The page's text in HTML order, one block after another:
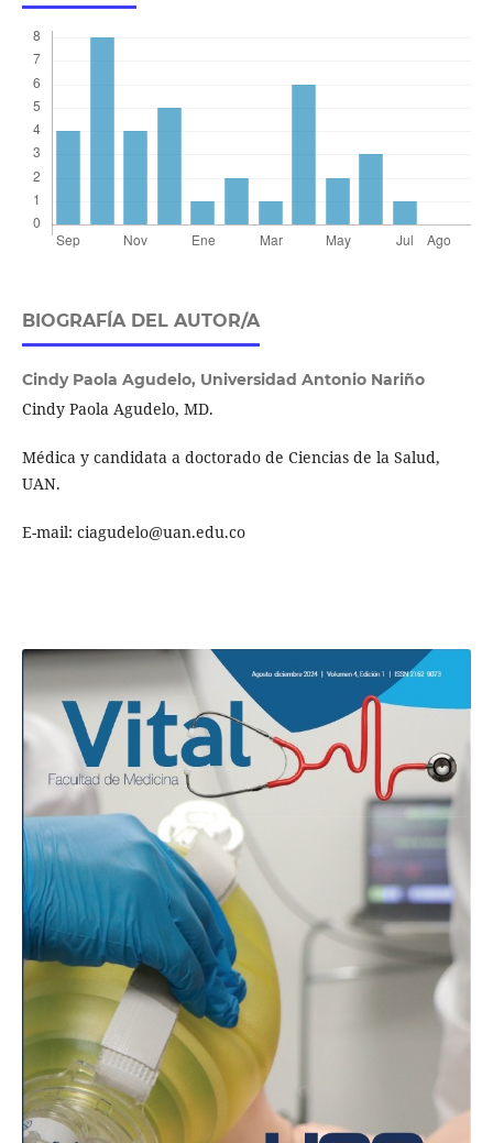
BIOGRAFÍA DEL AUTOR/A
Cindy Paola Agudelo, Universidad Antonio Nariño
Cindy Paola Agudelo, MD.
Médica y candidata a doctorado de Ciencias de la Salud,
UAN.
E-mail: ciagudelo@uan.edu.co